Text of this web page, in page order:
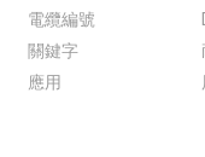
電纜編號
關鍵字
應用